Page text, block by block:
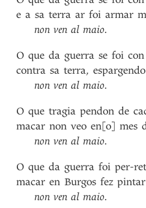
e a sa terra ar foi armar
non ven al maio.
O que da guerra se foi con
contra sa terra, espargendo
non ven al maio.
O que tragia pendon de
macar non veo en[o] mes
non ven al maio.
O que da guerra foi per-
macar en Burgos fez pintar
non ven al maio.